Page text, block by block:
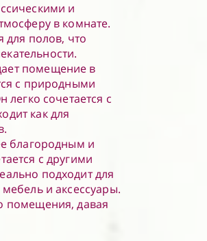
и
в комнате.
для полов, что
помещение в
с природными
сочетается с
как для
благородным и
с другими
подходит для
и аксессуары.
помещения, давая